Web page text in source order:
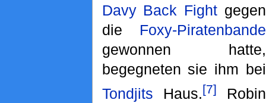
Davy Back Fight gegen
die Foxy-Piratenbande
gewonnen hatte,
begegneten sie ihm bei
Tondjits Haus.[7]
Robin